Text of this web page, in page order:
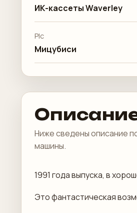
ИК-кассеты Waverley
Plc
Мицубиси
Ниже сведены описание
машины.
1991 года выпуска, в
Это фантастическая